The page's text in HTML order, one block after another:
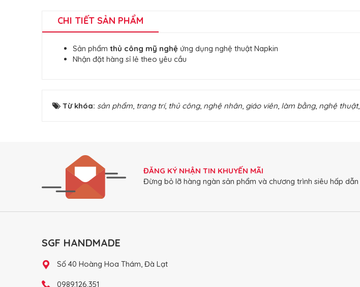
CHI TIẾT SẢN PHẨM
Sản phẩm thủ công mỹ nghệ ứng dụng nghệ thuật Napkin
Nhận đặt hàng sỉ lẻ theo yêu cầu
Từ khóa: sản phẩm, trang trí, thủ công, nghệ nhân, giáo viên, làm bằng, nghệ thuật,
ĐĂNG KÝ NHẬN TIN KHUYẾN MÃI
Đừng bỏ lỡ hàng ngàn sản phẩm và chương trình siêu hấp dẫn
SGF HANDMADE
Số 40 Hoàng Hoa Thám, Đà Lạt
0989.126.351